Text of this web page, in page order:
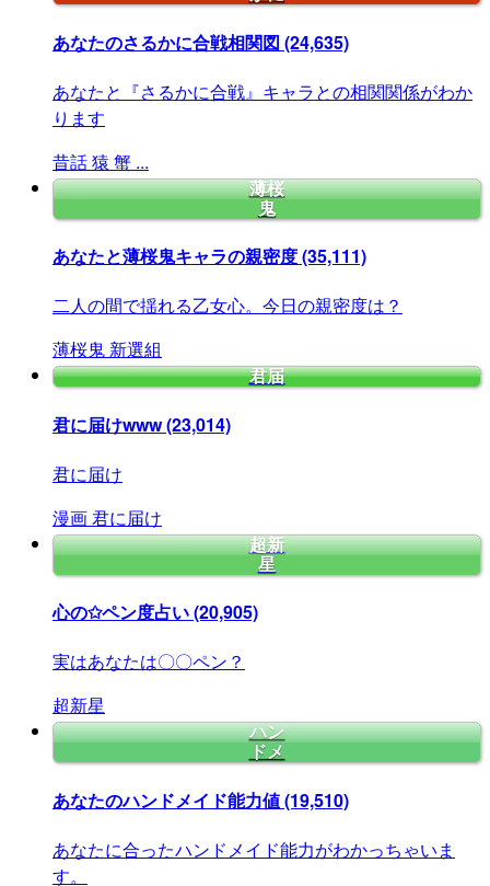
あなたのさるかに合戦相関図 (24,635)
あなたと『さるかに合戦』キャラとの相関関係がわか
ります
昔話猿 蟹 ...
薄桜
鬼
あなたと薄桜鬼キャラの親密度(35,111)
二人の間で揺れる乙女心。今日の親密度は？
薄桜鬼 新選組
君届
君に届けwww(23,014)
君に届け
漫画君に届け
超新
星
心の✩ペン度占い(20,905)
実はあなたは〇〇ペン？
超新星
ハン
ドメ
あなたのハンドメイド能力値(19,510)
あなたに合ったハンドメイド能力がわかっちゃいま
す。